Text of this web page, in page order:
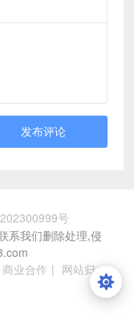
发布评论
号
系我们删除处理,侵
商业合作 | 网站归